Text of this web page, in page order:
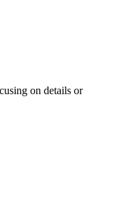
on details or